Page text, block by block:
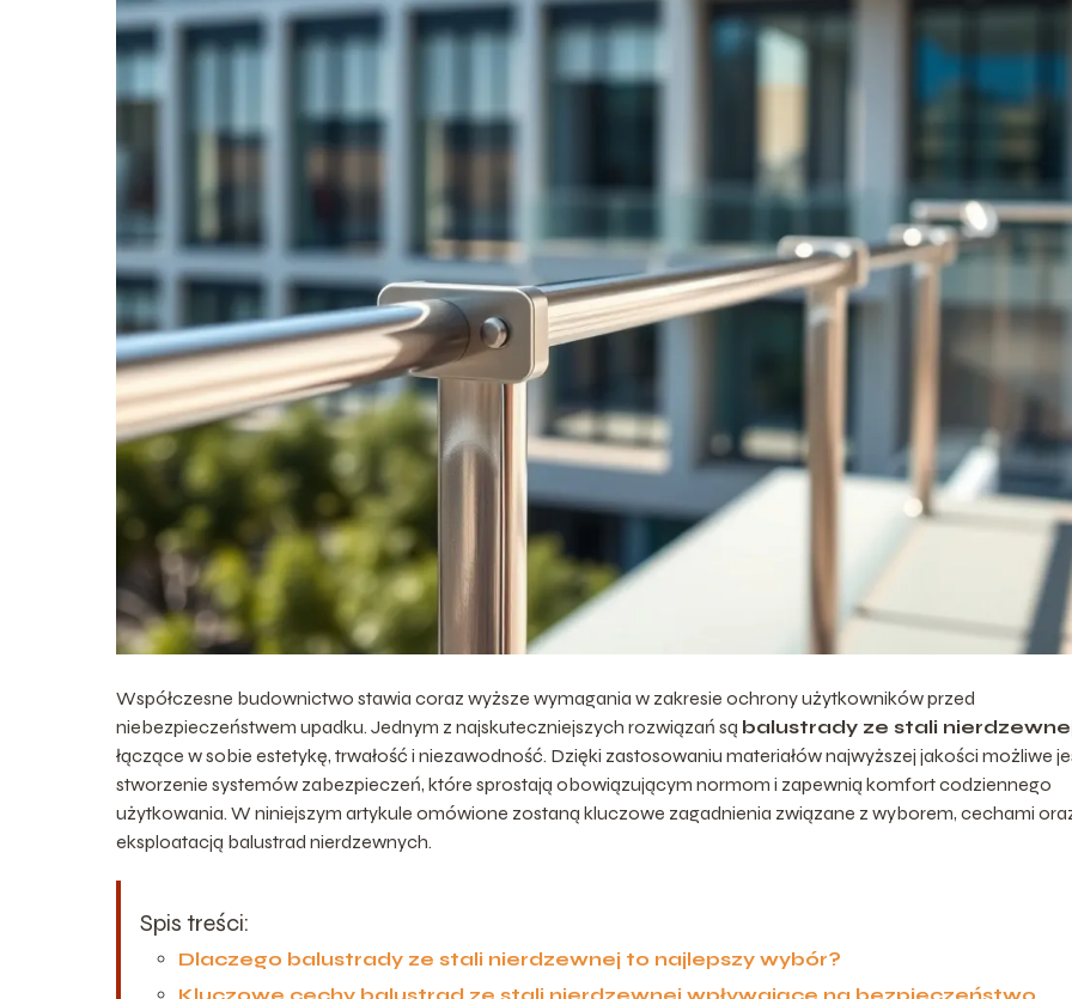
Współczesne budownictwo stawia coraz wyższe wymagania w zakresie ochrony użytkowników przed
niebezpieczeństwem upadku. Jednym z najskuteczniejszych rozwiązań są balustrady ze stali
łączące w sobie estetykę, trwałość i niezawodność. Dzięki zastosowaniu materiałów najwyższej jakości możliwe
stworzenie systemów zabezpieczeń, które sprostają obowiązującym normom i zapewnią komfort codziennego
użytkowania. W niniejszym artykule omówione zostaną kluczowe zagadnienia związane z wyborem, cechami
eksploatacją balustrad nierdzewnych.
Spis treści:
Dlaczego balustrady ze stali nierdzewnej to najlepszy wybór?